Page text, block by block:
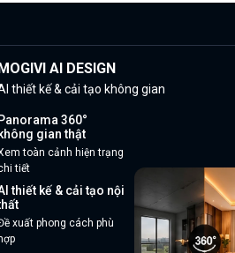
AI DESIGN
thiết kế & cải tạo không gian
Panorama 360°
không gian thật
toàn cảnh hiện trạng
tiết
thiết kế & cải tạo nội
xuất phong cách phù
hợp